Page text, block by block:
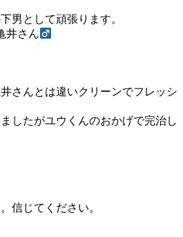
男として頑張ります。
井さん
さんとは違いクリーンでフレッシ
したがユウくんのおかげで完治し
信じてください。